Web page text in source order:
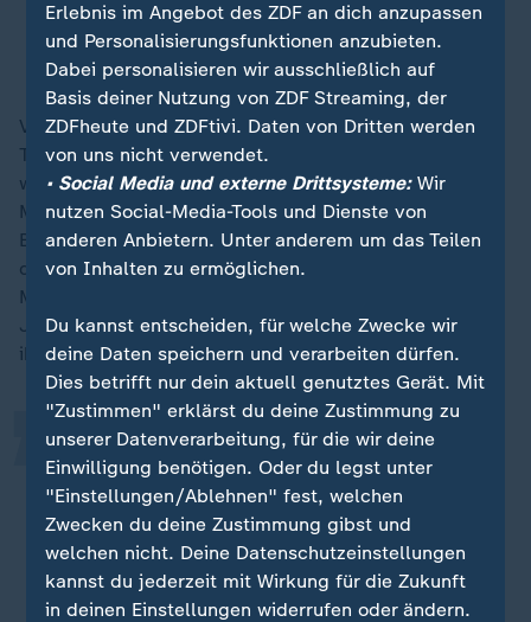
Mehr zu den Olympischen Winterspielen in
Mailand
Vor allem aber können die beiden Mannschaften in der
Teamverfolgung, die sich erstmals seit 20 Jahren
wieder beide für Olympia qualifiziert haben, an den
Medaillen schnuppern. Bei den Frauen hat
Bundestrainer Alexis Contin von Anfang an alles auf
die Karte Team gesetzt. Der Erfolg gibt ihm Recht: Die
Mannschaft mit Frontläuferin Lea-Sophie Scholz,
Josephine Schlörb und Josie Hofmann besticht durch
ihre große Homogenität.
Hätte man uns vor drei Jahren
gesagt, dass wir uns mühelos
qualifizieren und ums Halbfinale
kämpfen können, hätte man uns für
verrückt erklärt.
„
Erlebnis im Angebot des ZDF an dich anzupassen
und Personalisierungsfunktionen anzubieten.
Dabei personalisieren wir ausschließlich auf
Basis deiner Nutzung von ZDF Streaming, der
ZDFheute und ZDFtivi. Daten von Dritten werden
von uns nicht verwendet.
• Social Media und externe Drittsysteme:Wir
nutzen Social-Media-Tools und Dienste von
anderen Anbietern. Unter anderem um das Teilen
von Inhalten zu ermöglichen.
Du kannst entscheiden, für welche Zwecke wir
deine Daten speichern und verarbeiten dürfen.
Dies betrifft nur dein aktuell genutztes Gerät. Mit
"Zustimmen" erklärst du deine Zustimmung zu
unserer Datenverarbeitung, für die wir deine
Einwilligung benötigen. Oder du legst unter
"Einstellungen/Ablehnen" fest, welchen
Zwecken du deine Zustimmung gibst und
welchen nicht. Deine Datenschutzeinstellungen
kannst du jederzeit mit Wirkung für die Zukunft
in deinen Einstellungen widerrufen oder ändern.